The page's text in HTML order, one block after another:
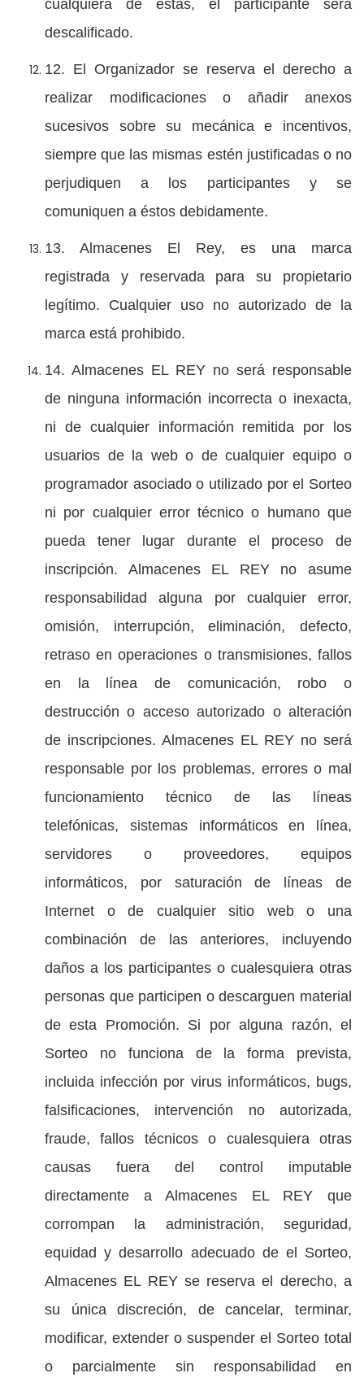
cualquiera de éstas, el participante será
descalificado.
12. El Organizador se reserva el derecho a
realizar modificaciones o añadir anexos
sucesivos sobre su mecánica e incentivos,
siempre que las mismas estén justificadas o no
perjudiquen a los participantes y se
comuniquen a éstos debidamente.
13. Almacenes El Rey, es una marca
registrada y reservada para su propietario
legítimo. Cualquier uso no autorizado de la
marca está prohibido.
14. Almacenes EL REY no será responsable
de ninguna información incorrecta o inexacta,
ni de cualquier información remitida por los
usuarios de la web o de cualquier equipo o
programador asociado o utilizado por el Sorteo
ni por cualquier error técnico o humano que
pueda tener lugar durante el proceso de
inscripción. Almacenes EL REY no asume
responsabilidad alguna por cualquier error,
omisión, interrupción, eliminación, defecto,
retraso en operaciones o transmisiones, fallos
en la línea de comunicación, robo o
destrucción o acceso autorizado o alteración
de inscripciones. Almacenes EL REY no será
responsable por los problemas, errores o mal
funcionamiento técnico de las líneas
telefónicas, sistemas informáticos en línea,
servidores o proveedores, equipos
informáticos, por saturación de líneas de
Internet o de cualquier sitio web o una
combinación de las anteriores, incluyendo
daños a los participantes o cualesquiera otras
personas que participen o descarguen material
de esta Promoción. Si por alguna razón, el
Sorteo no funciona de la forma prevista,
incluida infección por virus informáticos, bugs,
falsificaciones, intervención no autorizada,
fraude, fallos técnicos o cualesquiera otras
causas fuera del control imputable
directamente a Almacenes EL REY que
corrompan la administración, seguridad,
equidad y desarrollo adecuado de el Sorteo,
Almacenes EL REY se reserva el derecho, a
su única discreción, de cancelar, terminar,
modificar, extender o suspender el Sorteo total
o parcialmente sin responsabilidad en